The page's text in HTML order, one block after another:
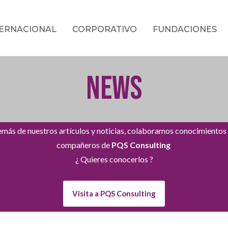
CORPORATIVO FUNDACIONES
NEWS
de nuestros artículos y noticias, colaboramos conocimientos
compañeros de PQS Consulting
¿ Quieres conocerlos ?
Visita a PQS Consulting